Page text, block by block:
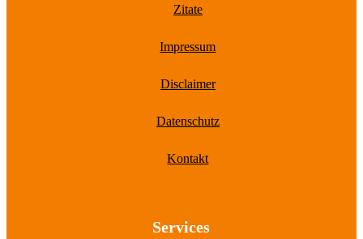
Zitate
Impressum
Disclaimer
Datenschutz
Kontakt
Services